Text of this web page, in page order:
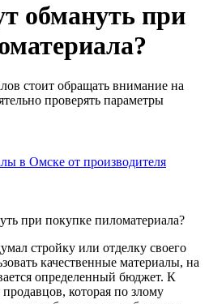
обмануть при
стоит обращать внимание на
проверять параметры
в Омске от производителя
при покупке пиломатериала?
стройку или отделку своего
качественные материалы, на
определенный бюджет. К
которая по злому